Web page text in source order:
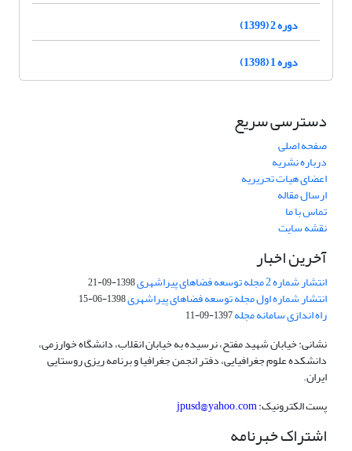
دوره 2 (1399)
دوره 1 (1398)
دسترسی سریع
صفحه اصلی
درباره نشریه
اعضای هیات تحریریه
ارسال مقاله
تماس با ما
نقشه سایت
آخرین اخبار
انتشار شماره 2 مجله توسعه فضاهای پیراشهری 1398-09-21
انتشار شماره اول مجله توسعه فضاهای پیراشهری1398-06-15
راه اندازی سامانه مجله1397-09-11
نشانی: خیابان شهید مفتح، نرسیده به خیابان انقلاب، دانشگاه خوارزمی،
دانشکده علوم جغرافیایی، دفتر انجمن جغرافیا و برنامه ریزی روستایی
ایران.
پست الکترونیک:jpusd@yahoo.com
اشتراک خبرنامه